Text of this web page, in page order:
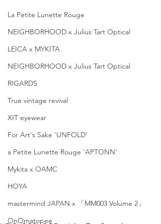
La Petite Lunette Rouge
NEIGHBORHOOD x Julius Tart Optical
LEICA x MYKITA
NEIGHBORHOOD x Julius Tart Optical
RIGARDS
True vintage revival
XIT eyewear
For Art's Sake 'UNFOLD'
a Petite Lunette Rouge 'APTONN'
Mykita x OAMC
HOYA
mastermind JAPAN x 「MM003 Volume 2」
OnOmatopee